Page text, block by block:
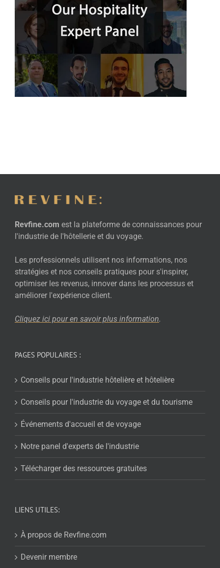
Revfine.com est la plateforme de connaissances pour
l'industrie de l'hôtellerie et du voyage.
Les professionnels utilisent nos informations, nos
stratégies et nos conseils pratiques pour s'inspirer,
optimiser les revenus, innover dans les processus et
améliorer l'expérience client.
Cliquez ici pour en savoir plus information.
PAGES POPULAIRES :
Conseils pour l'industrie hôtelière et hôtelière
Conseils pour l'industrie du voyage et du tourisme
Événements d'accueil et de voyage
Notre panel d'experts de l'industrie
Télécharger des ressources gratuites
LIENS UTILES:
À propos de Revfine.com
Devenir membre